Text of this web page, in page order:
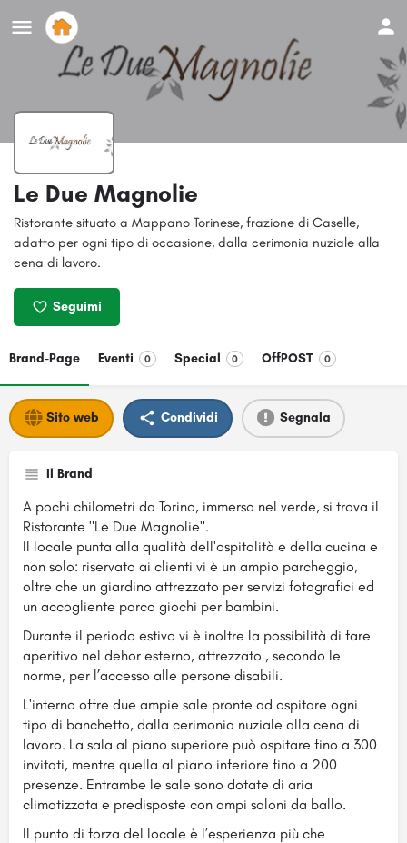
Le Due Magnolie
Ristorante situato a Mappano Torinese, frazione di Caselle,
adatto per ogni tipo di occasione, dalla cerimonia nuziale alla
cena di lavoro.
Seguimi
Brand-Page Eventi 0 Special 0 OffPOST 0
Sito web Condividi Segnala
Il Brand
A pochi chilometri da Torino, immerso nel verde, si trova il
Ristorante "Le Due Magnolie".
Il locale punta alla qualità dell'ospitalità e della cucina e
non solo: riservato ai clienti vi è un ampio parcheggio,
oltre che un giardino attrezzato per servizi fotografici ed
un accogliente parco giochi per bambini.
Durante il periodo estivo vi è inoltre la possibilità di fare
aperitivo nel dehor esterno, attrezzato , secondo le
norme, per l’accesso alle persone disabili.
L'interno offre due ampie sale pronte ad ospitare ogni
tipo di banchetto, dalla cerimonia nuziale alla cena di
lavoro. La sala al piano superiore può ospitare fino a 300
invitati, mentre quella al piano inferiore fino a 200
presenze. Entrambe le sale sono dotate di aria
climatizzata e predisposte con ampi saloni da ballo.
Il punto di forza del locale è l’esperienza più che